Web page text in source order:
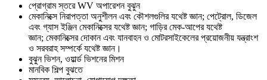
প্রোগ্রাম স্তরে WV অপারেশন বুঝুন
মেকানিক্সে নিরাপত্তা অনুশীলন এবং কৌশলগুলির যথেষ্ট জ্ঞান; পেট্রোল, ডিজেল
এবং গ্যাস ইঞ্জিন মেকানিক্সের যথেষ্ট জ্ঞান; গাড়ির মেক-আপের যথেষ্ট
জ্ঞান; মেকানিক্সের দোকান এবং যানবাহন ও মোটরসাইকেলের প্রয়োজনীয় যন্ত্রাংশ
ও সরবরাহ সম্পর্কে যথেষ্ট জ্ঞান।
বুঝুন ভিশন, ওয়ার্ল্ড ভিশনের মিশন
মানবিক শিল্প বুঝতে